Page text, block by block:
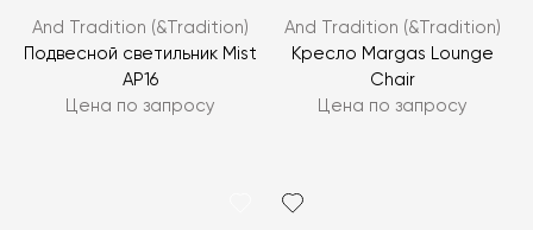
And Tradition (&Tradition)
Подвесной светильник Mist
AP16
Цена по запросу
And Tradition (&Tradition)
Кресло Margas Lounge
Chair
Цена по запросу